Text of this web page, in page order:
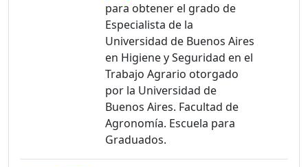
para obtener el grado de
Especialista de la
Universidad de Buenos Aires
en Higiene y Seguridad en el
Trabajo Agrario otorgado
por la Universidad de
Buenos Aires. Facultad de
Agronomía. Escuela para
Graduados.